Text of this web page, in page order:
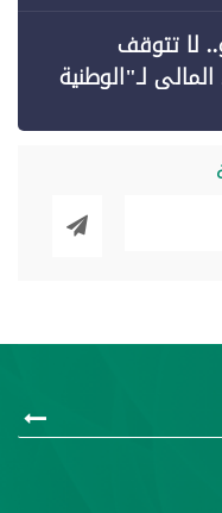
لا تتوقف
لـ"الوطنية